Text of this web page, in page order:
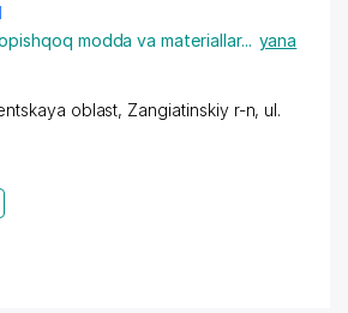
modda va materiallar... yana
oblast, Zangiatinskiy r-n, ul.